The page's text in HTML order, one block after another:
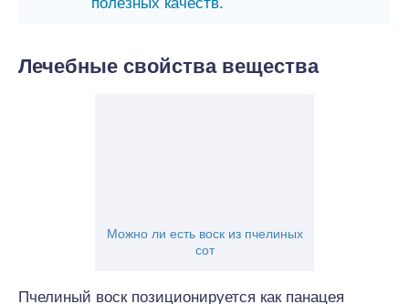
Лечебные свойства вещества
Можно ли есть воск из пчелиных
сот
Пчелиный воск позиционируется как панацея